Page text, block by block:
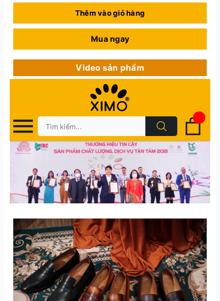
Thêm vào giỏ hàng
Mua ngay
Video sản phẩm